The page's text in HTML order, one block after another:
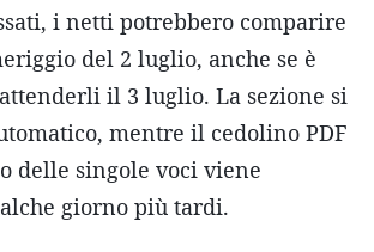
i netti potrebbero comparire
del 2 luglio, anche se è
il 3 luglio. La sezione si
mentre il cedolino PDF
delle singole voci viene
giorno più tardi.